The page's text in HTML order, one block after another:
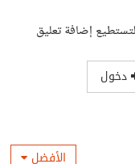
إضافة تعليق
دخول
الأفضل